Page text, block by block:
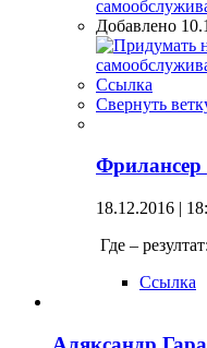
Добавлено
Ссылка
Свернуть
Фрилансер
18.12.2016 |
Где –
Ссылка